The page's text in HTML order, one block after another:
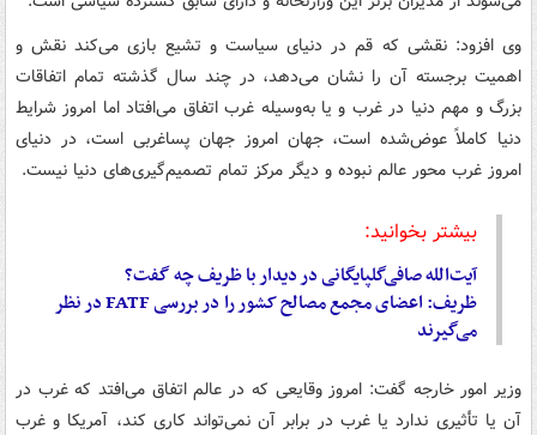
وی افزود: نقشی که قم در دنیای سیاست و تشیع بازی می‌کند نقش و
اهمیت برجسته آن را نشان می‌دهد، در چند سال گذشته تمام اتفاقات
بزرگ و مهم دنیا در غرب و یا به‌وسیله غرب اتفاق می‌افتاد اما امروز شرایط
دنیا کاملاً عوض‌شده است، جهان امروز جهان پساغربی است، در دنیای
امروز غرب محور عالم نبوده و دیگر مرکز تمام تصمیم‌گیری‌های دنیا نیست.
بیشتر بخوانید:
آیت‌الله صافی‌گلپایگانی در دیدار با ظریف چه گفت؟
ظریف: اعضای مجمع مصالح کشور را در بررسی FATF در نظر
می‌گیرند
وزیر امور خارجه گفت: امروز وقایعی که در عالم اتفاق می‌افتد که غرب در
آن یا تأثیری ندارد یا غرب در برابر آن نمی‌تواند کاری کند، آمریکا و غرب